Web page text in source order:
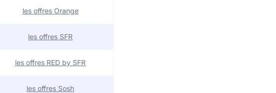
les offres Orange
les offres SFR
les offres RED by SFR
les offres Sosh